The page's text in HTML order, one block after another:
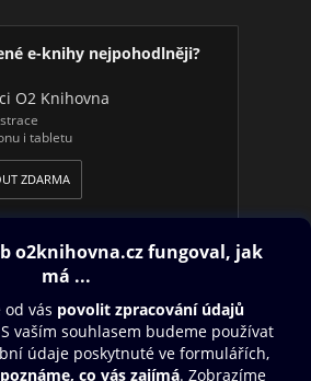
e-knihy nejpohodlněji?
O2 Knihovna
i tabletu
ZDARMA